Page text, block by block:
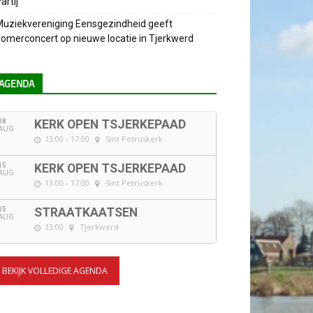
Eensgezindheid geeft
op nieuwe locatie in Tjerkwerd
KERK OPEN TSJERKEPAAD
13:00 - 17:00 Sint Petruskerk
KERK OPEN TSJERKEPAAD
13:00 - 17:00 Sint Petruskerk
STRAATKAATSEN
13:00 Tjerkwerd
BEKIJK VOLLEDIGE AGENDA